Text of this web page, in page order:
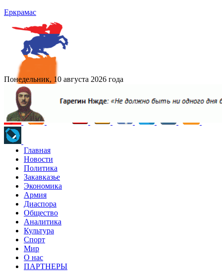
Еркрамас
Понедельник, 10 августа 2026 года
Главная
Новости
Политика
Закавказье
Экономика
Армия
Диаспора
Общество
Аналитика
Культура
Спорт
Мир
О нас
ПАРТНЕРЫ